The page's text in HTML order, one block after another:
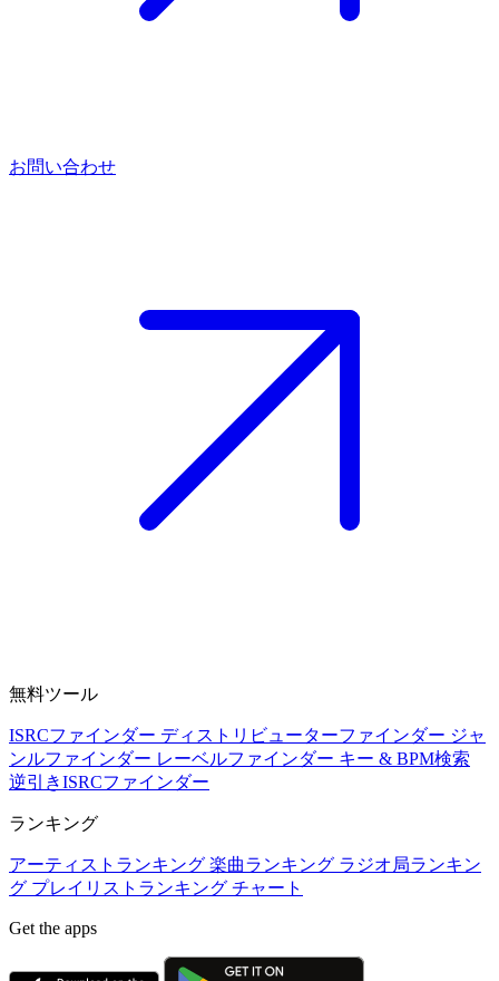
お問い合わせ
無料ツール
ISRCファインダー ディストリビューターファインダー ジャ
ンルファインダー レーベルファインダー キー & BPM検索
逆引きISRCファインダー
ランキング
アーティストランキング 楽曲ランキング ラジオ局ランキン
グ プレイリストランキング チャート
Get the apps